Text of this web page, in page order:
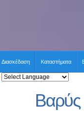
Διασκέδαση Καταστήματα
Βαρύς